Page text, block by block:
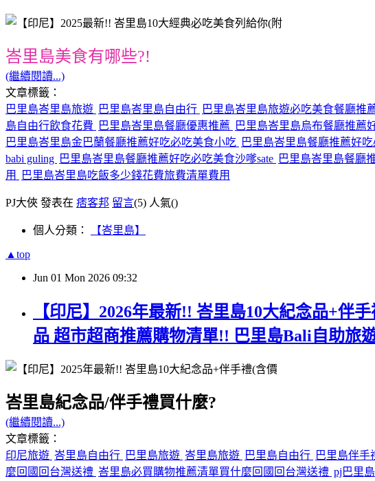
峇里島美食有哪些?!
(繼續閱讀...)
文章標籤：
巴里島峇里島旅遊 巴里島峇里島自由行 巴里島峇里島旅遊必吃美食餐廳推
島自由行飲食花費
巴里島峇里島餐廳優惠推薦 巴里島峇里島烏布餐廳推薦
巴里島峇里島金巴蘭餐廳推薦好吃必吃美食小吃 巴里島峇里島餐廳推薦好
babi guling 巴里島峇里島餐廳推薦好吃必吃美食沙嗲sate 巴里島峇里島餐廳
用
巴里島峇里島吃飯多少錢花費旅費清單費用
PJ大俠 發表在 痞客邦 留言(5) 人氣()
個人分類： 【峇里島】
▲top
Jun 01 Mon 2026 09:32
【印尼】2026年最新!! 峇里島10大紀念品+伴
品 超市超商推薦購物清單!! 巴里島Bali自助旅
峇里島紀念品/伴手禮買什麼?
(繼續閱讀...)
文章標籤：
印尼旅遊 峇里島自由行 巴里島旅遊 峇里島旅遊 巴里島自由行 巴里島伴手
麼回國回台灣送禮 峇里島必買購物推薦清單買什麼回國回台灣送禮 pj巴里島